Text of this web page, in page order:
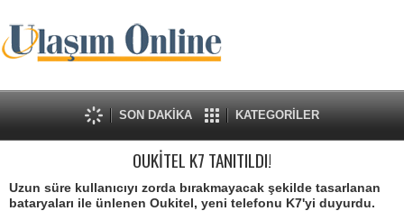
SON DAKİKA KATEGORİLER
OUKİTEL K7 TANITILDI!
Uzun süre kullanıcıyı zorda bırakmayacak şekilde tasarlanan
bataryaları ile ünlenen Oukitel, yeni telefonu K7'yi duyurdu.